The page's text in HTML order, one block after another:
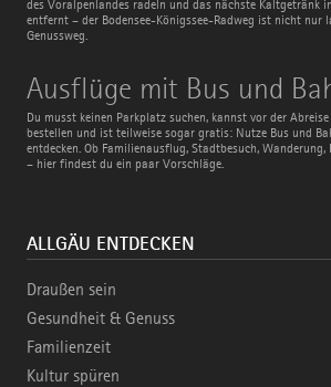
des Voralpenlandes radeln und das nächste Kaltgetränk
entfernt – der Bodensee-Königssee-Radweg ist nicht nur
Genussweg.
Ausflüge mit Bus und
Du musst keinen Parkplatz suchen, kannst vor der
bestellen und ist teilweise sogar gratis: Nutze Bus und
entdecken. Ob Familienausflug, Stadtbesuch,
– hier findest du ein paar Vorschläge.
Ausflüge
mit
Bus
und
Bahn
ALLGÄU ENTDECKEN
Draußen sein
Gesundheit & Genuss
Familienzeit
Kultur spüren